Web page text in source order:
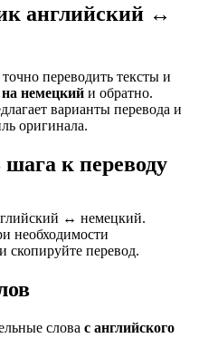
английский ↔
переводить тексты и
на немецкий и обратно.
варианты перевода и
оригинала.
к переводу
↔ немецкий.
необходимости
скопируйте перевод.
слова с английского